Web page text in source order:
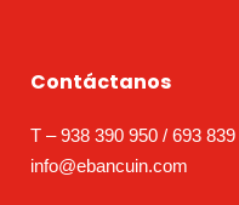
Contáctanos
T – 938 390 950 / 693
info@ebancuin.com